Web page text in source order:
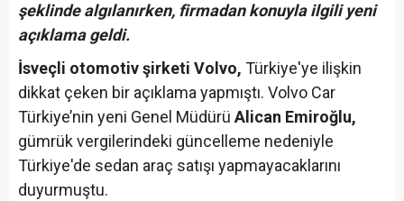
şeklinde algılanırken, firmadan konuyla ilgili yeni
açıklama geldi.
İsveçli otomotiv şirketi Volvo, Türkiye'ye ilişkin
dikkat çeken bir açıklama yapmıştı. Volvo Car
Türkiye’nin yeni Genel Müdürü Alican Emiroğlu,
gümrük vergilerindeki güncelleme nedeniyle
Türkiye'de sedan araç satışı yapmayacaklarını
duyurmuştu.